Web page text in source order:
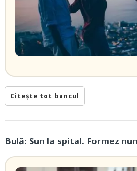
Citește tot bancul
Bulă: Sun la spital. Formez